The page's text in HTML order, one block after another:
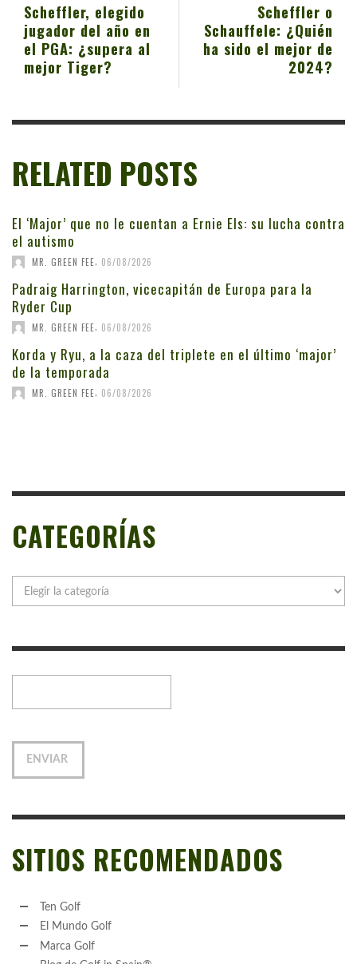
Scheffler o
Schauffele: ¿Quién
ha sido el mejor de
2024?
Scheffler, elegido
jugador del año en
el PGA: ¿supera al
mejor Tiger?
RELATED POSTS
El ‘Major’ que no le cuentan a Ernie Els: su lucha contra
el autismo
MR. GREEN FEE, 06/08/2026
Padraig Harrington, vicecapitán de Europa para la
Ryder Cup
MR. GREEN FEE 06/08/2026
Korda y Ryu, a la caza del triplete en el último ‘major’
de la temporada
MR. GREEN FEE 06/08/2026
CATEGORÍAS
SITIOS RECOMENDADOS
Ten Golf
El Mundo Golf
Marca Golf